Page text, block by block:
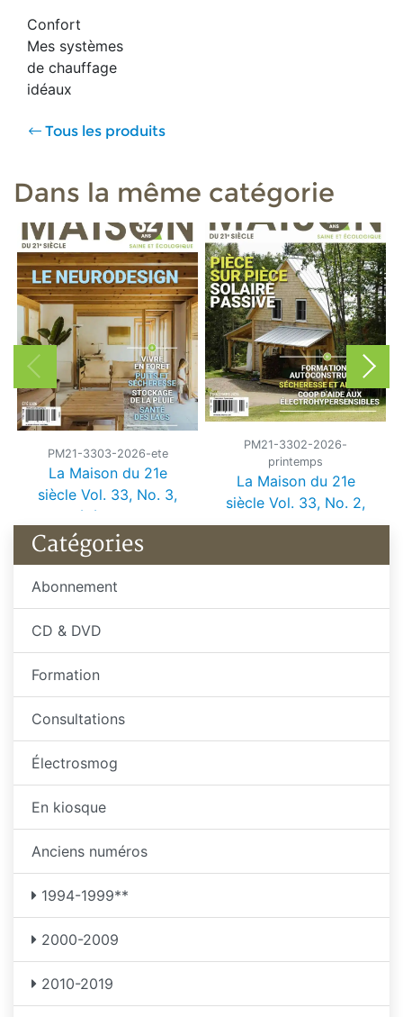
Confort
Mes systèmes
de chauffage
idéaux
Tous les produits
Dans la même catégorie
PM21-3303-2026-ete
La Maison du 21e
siècle Vol. 33, No. 3,
été 2026
PM21-3302-2026-
printemps
La Maison du 21e
siècle Vol. 33, No. 2,
printemps 2026
Catégories
Abonnement
CD & DVD
Formation
Consultations
Électrosmog
En kiosque
Anciens numéros
1994-1999**
2000-2009
2010-2019